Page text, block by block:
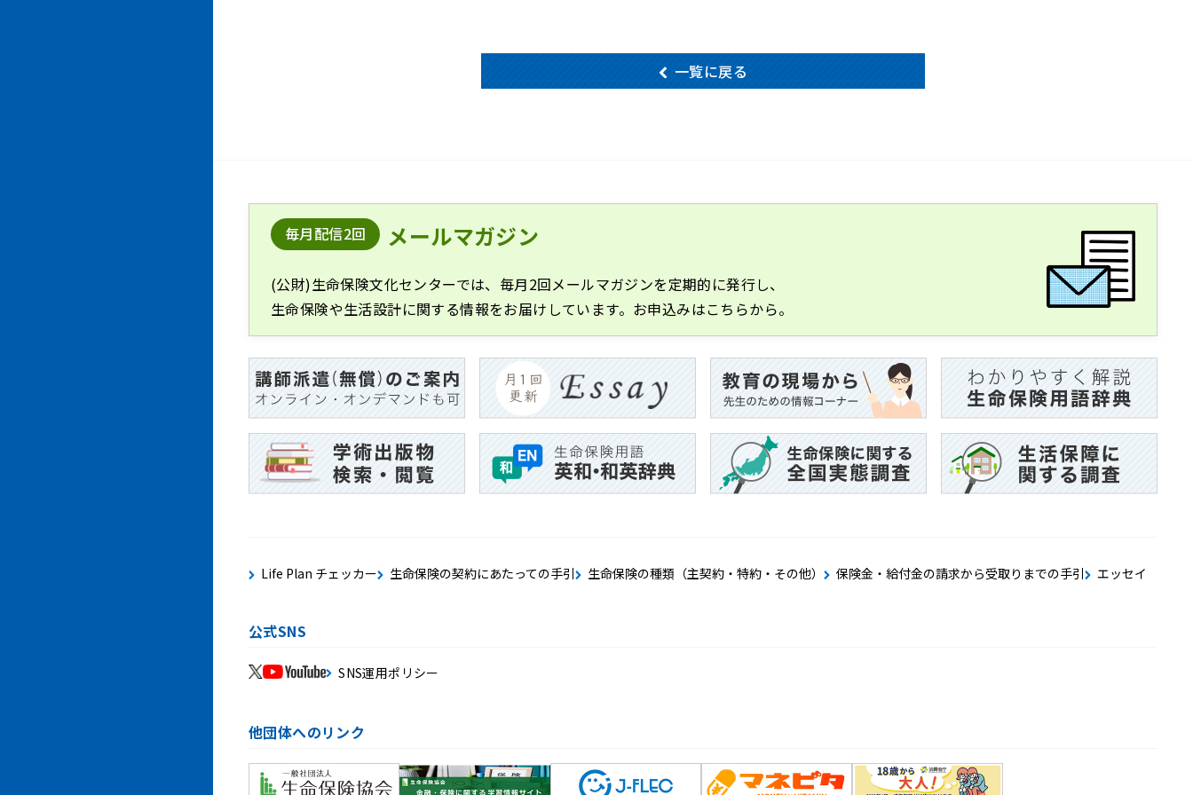
一覧に戻る
毎月配信2回 メールマガジン
(公財)生命保険文化センターでは、毎月2回メールマガジンを定期的に発行し、
生命保険や生活設計に関する情報をお届けしています。お申込みはこちらから。
Life Plan チェッカー 生命保険の契約にあたっての手引 生命保険の種類（主契約・特約・その他） 保険金・給付金の請求から受取りまでの手引 エッセイ
公式SNS
SNS運用ポリシー
他団体へのリンク